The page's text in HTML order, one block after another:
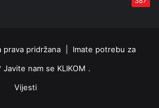
prava pridržana | Imate potrebu za
Javite nam se KLIKOM .
Vijesti